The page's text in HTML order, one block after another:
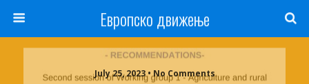
Европско движење
July 25, 2023 • No Comments